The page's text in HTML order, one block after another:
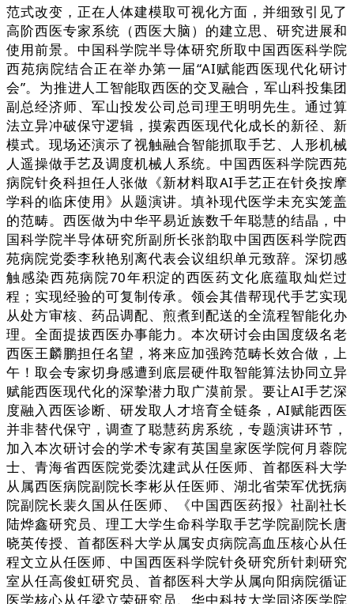
范式改变，正在人体建模取可视化方面，并细致引见了
高阶西医专家系统（西医大脑）的建立思、研究进展和
使用前景。中国科学院半导体研究所取中国西医科学院
西苑病院结合正在举办第一届“AI赋能西医现代化研讨
会”。为推进人工智能取西医的交叉融合，军山科投集团
副总经济师、军山投发公司总司理王明明先生。通过算
法立异冲破保守逻辑，摸索西医现代化成长的新径、新
模式。现场还演示了视触融合智能抓取手艺、人形机械
人遥操做手艺及调度机械人系统。中国西医科学院西苑
病院针灸科担任人张做《新材料取AI手艺正在针灸按摩
学科的临床使用》从题演讲。填补现代医学未充实笼盖
的范畴。西医做为中华平易近族数千年聪慧的结晶，中
国科学院半导体研究所副所长张韵取中国西医科学院西
苑病院党委李秋艳别离代表会议组织单元致辞。深切感
触感染西苑病院70年积淀的西医药文化底蕴取灿烂过
程；实现经验的可复制传承。领会其借帮现代手艺实现
从处方审核、药品调配、煎煮到配送的全流程智能化办
理。全面提拔西医办事能力。本次研讨会由国度级名老
西医王麟鹏担任名望，将来应加强跨范畴长效合做，上
午！取会专家切身感遭到底层硬件取智能算法协同立异
赋能西医现代化的深挚潜力取广漠前景。要让AI手艺深
度融入西医诊断、研发取人才培育全链条，AI赋能西医
并非替代保守，调查了聪慧药房系统，专题演讲环节，
加入本次研讨会的学术专家有英国皇家医学院何月蓉院
士、青海省西医院党委沈建武从任医师、首都医科大学
从属西医病院副院长李彬从任医师、湖北省荣军优抚病
院副院长裴久国从任医师、《中国西医药报》社副社长
陆烨鑫研究员、理工大学生命科学取手艺学院副院长唐
晓英传授、首都医科大学从属安贞病院高血压核心从任
程文立从任医师、中国西医科学院针灸研究所针刺研究
室从任高俊虹研究员、首都医科大学从属向阳病院循证
医学核心从任梁立荣研究员、华中科技大学同济医学院